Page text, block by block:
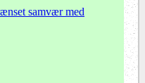
samvær med